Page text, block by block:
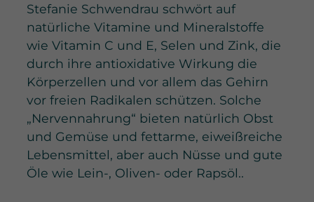
Stefanie Schwendrau schwört auf
natürliche Vitamine und Mineralstoffe
wie Vitamin C und E, Selen und Zink, die
durch ihre antioxidative Wirkung die
Körperzellen und vor allem das Gehirn
vor freien Radikalen schützen. Solche
„Nervennahrung“ bieten natürlich Obst
und Gemüse und fettarme, eiweißreiche
Lebensmittel, aber auch Nüsse und gute
Öle wie Lein-, Oliven- oder Rapsöl..